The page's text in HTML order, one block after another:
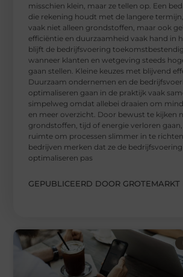
misschien klein, maar ze tellen op. Een
die rekening houdt met de langere
vaak niet alleen grondstoffen, maar ook
efficiëntie en duurzaamheid vaak hand in
blijft de bedrijfsvoering
wanneer klanten en wetgeving steeds
gaan stellen. Kleine keuzes met blijvend
Duurzaam ondernemen en de
optimaliseren gaan in de praktijk vaak
simpelweg omdat allebei draaien om
en meer overzicht. Door bewust te kijken
grondstoffen, tijd of energie verloren
ruimte om processen slimmer in te
bedrijven merken dat ze de bedrijfsvoering
optimaliseren pas
GEPUBLICEERD DOOR GROTEMARKT